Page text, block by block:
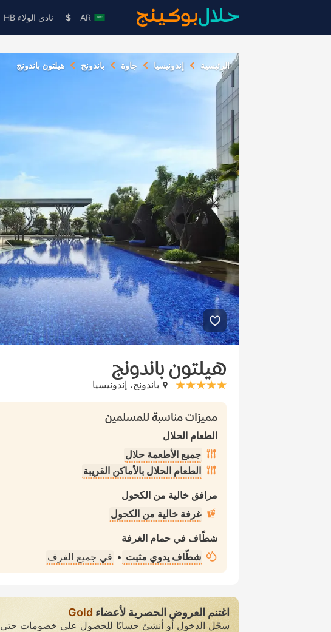
AR
$ نادي الولاء HB
الرئيسية إندونيسيا جاوة باندونج هيلتون باندونج
هيلتون باندونج
stars: 5باندونج، إندونيسيا
مميزات مناسبة للمسلمين
الطعام الحلال
جميع الأطعمة حلال
الطعام الحلال بالأماكن القريبة
مرافق خالية من الكحول
غرفة خالية من الكحول
شطّاف في حمام الغرفة
شطّاف يدوي مثبت • في جميع الغرف
اغتنم العروض الحصرية لأعضاء Gold
سجّل الدخول أو أنشئ حسابًا للحصول على خصومات حتى